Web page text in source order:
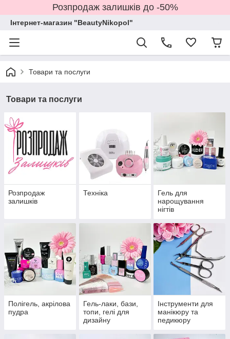
Розпродаж залишків до -50%
Інтернет-магазин "BeautyNikopol"
Товари та послуги
Товари та послуги
Розпродаж
залишків
Техніка
Гель для
нарощування
нігтів
Полігель, акрілова
пудра
Гель-лаки, бази,
топи, гелі для
дизайну
Інструменти для
манікюру та
педикюру